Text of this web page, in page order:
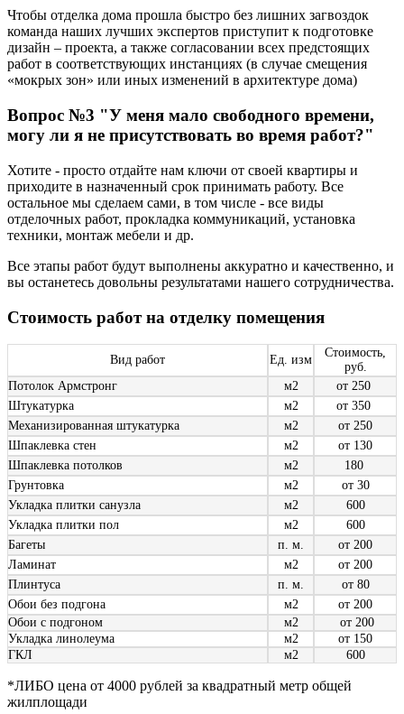
Чтобы отделка дома прошла быстро без лишних загвоздок
команда наших лучших экспертов приступит к подготовке
дизайн – проекта, а также согласовании всех предстоящих
работ в соответствующих инстанциях (в случае смещения
«мокрых зон» или иных изменений в архитектуре дома)
Вопрос №3 "У меня мало свободного времени,
могу ли я не присутствовать во время работ?"
Хотите - просто отдайте нам ключи от своей квартиры и
приходите в назначенный срок принимать работу. Все
остальное мы сделаем сами, в том числе - все виды
отделочных работ, прокладка коммуникаций, установка
техники, монтаж мебели и др.
Все этапы работ будут выполнены аккуратно и качественно, и
вы останетесь довольны результатами нашего сотрудничества.
Стоимость работ на отделку помещения
Вид работ Ед. изм
Стоимость,
руб.
Потолок Армстронг
м2
от 250
Штукатурка
м2
от 350
Механизированная штукатурка
м2
от 250
Шпаклевка стен
м2
от 130
Шпаклевка потолков
м2
180
Грунтовка
м2
от 30
Укладка плитки санузла
м2
600
Укладка плитки пол
м2
600
Багеты
п. м.
от 200
Ламинат
м2
от 200
Плинтуса
п. м.
от 80
Обои без подгона
м2
от 200
Обои с подгоном
м2
от 200
Укладка линолеума
м2
от 150
ГКЛ
м2 600
*ЛИБО цена от 4000 рублей за квадратный метр общей
жилплощади